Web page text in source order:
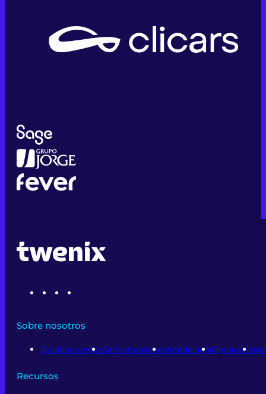
Sobre nosotros
Quiénes somosCómo funcionaMetodologíaOpiniones
Recursos